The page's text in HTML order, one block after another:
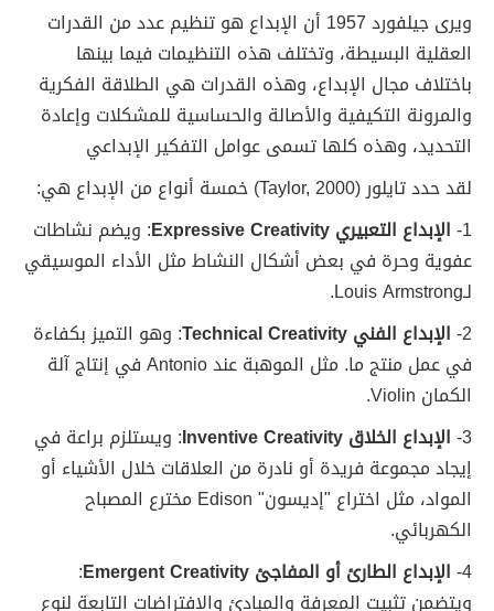
ويرى جيلفورد 1957 أن الإبداع هو تنظيم عدد من القدرات
العقلية البسيطة، وتختلف هذه التنظيمات فيما بينها
باختلاف مجال الإبداع، وهذه القدرات هي الطلاقة الفكرية
والمرونة التكيفية والأصالة والحساسية للمشكلات وإعادة
التحديد، وهذه كلها تسمى عوامل التفكير الإبداعي
لقد حدد تايلور (Taylor, 2000) خمسة أنواع من الإبداع هي:
1- الإبداع التعبيري Expressive Creativity
: ويضم نشاطات
عفوية وحرة في بعض أشكال النشاط مثل الأداء الموسيقي
لـLouis Armstrong.
2- الإبداع الفني Technical Creativity
: وهو التميز بكفاءة
في عمل منتج ما. مثل الموهبة عند Antonio في إنتاج آلة
الكمان Violin.
3- الإبداع الخلاق Inventive Creativity
: ويستلزم براعة في
إيجاد مجموعة فريدة أو نادرة من العلاقات خلال الأشياء أو
المواد، مثل اختراع "إديسون" Edison مخترع المصباح
الكهربائي.
4- الإبداع الطارئ أو المفاجئ Emergent Creativity
:
ويتضمن تثبيت المعرفة والمبادئ والافتراضات التابعة لنوع